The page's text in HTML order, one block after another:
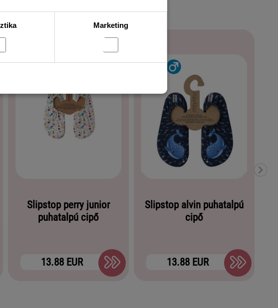
Marketing
FOLLOWING ITEMS
Slipstop perry junior
puhatalpú cipő
13.88 EUR
Slipstop alvin puhatalpú
cipő
13.88 EUR